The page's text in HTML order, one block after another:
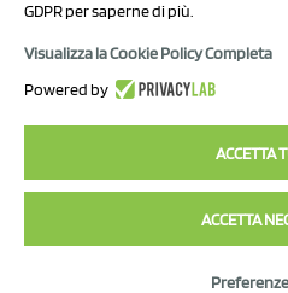
Capitale sociale
GDPR per saperne di più.
Visualizza la Cookie Policy Completa
Powered by
ACCETTA
ACCETTA
Preferenze